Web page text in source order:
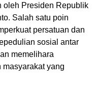
oleh Presiden Republik
Salah satu poin
persatuan dan
sosial antar
memelihara
yang